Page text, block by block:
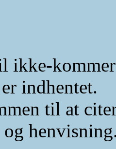
ikke-
indhentet.
til at